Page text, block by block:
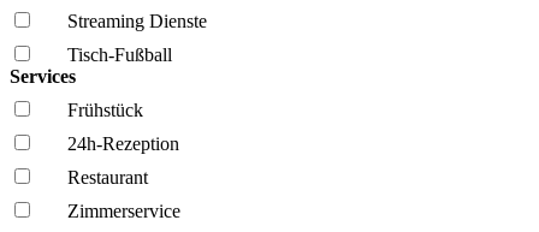
Streaming Dienste
Tisch-Fußball
Services
Frühstück
24h-Rezeption
Restaurant
Zimmerservice